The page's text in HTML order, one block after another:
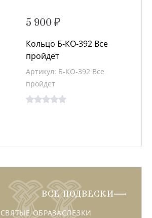
5 900 ₽
Кольцо Б-КО-392 Все
пройдет
Артикул: Б-КО-392 Все
пройдет
СВЯТЫЕ ОБРАЗАСЛЕЗКИ
ВСЕ ПОДВЕСКИ